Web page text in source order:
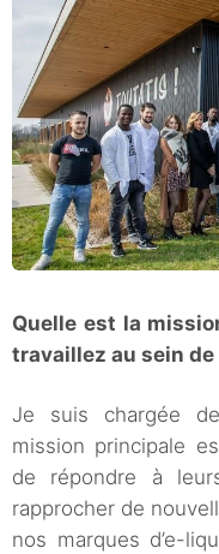
Quelle est la
travaillez au sein
Je suis chargée
mission principale
de répondre à
rapprocher de
nos marques d’e-